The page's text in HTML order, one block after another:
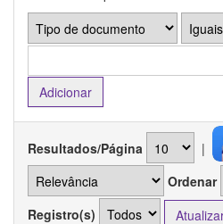
Resultados/Página |
Ordenar
Registro(s)